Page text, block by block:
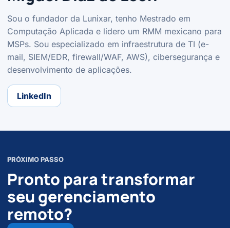
Sou o fundador da Lunixar, tenho Mestrado em
Computação Aplicada e lidero um RMM mexicano para
MSPs. Sou especializado em infraestrutura de TI (e-
mail, SIEM/EDR, firewall/WAF, AWS), cibersegurança e
desenvolvimento de aplicações.
LinkedIn
PRÓXIMO PASSO
Pronto para transformar
seu gerenciamento
remoto?